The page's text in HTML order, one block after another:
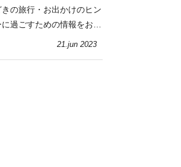
の旅行・お出かけのヒン
過ごすための情報をお届
21.jun 2023